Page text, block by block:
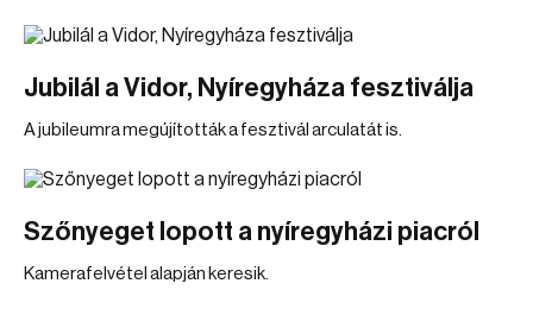
Jubilál a Vidor, Nyíregyháza fesztiválja
A jubileumra megújították a fesztivál arculatát is.
Szőnyeget lopott a nyíregyházi piacról
Kamerafelvétel alapján keresik.